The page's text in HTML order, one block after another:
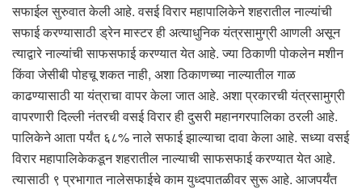
सफाईल सुरुवात केली आहे. वसई विरार महापालिकेने शहरातील नाल्यांची
सफाई करण्यासाठी ड्रेन मास्टर ही अत्याधुनिक यंत्रसामुग्री आणली असून
त्याद्वारे नाल्यांची साफसफाई करण्यात येत आहे. ज्या ठिकाणी पोकलेन मशीन
किंवा जेसीबी पोहचू शकत नाही, अशा ठिकाणच्या नाल्यातील गाळ
काढण्यासाठी या यंत्राचा वापर केला जात आहे. अशा प्रकारची यंत्रसामुग्री
वापरणारी दिल्ली नंतरची वसई विरार ही दुसरी महानगरपालिका ठरली आहे.
पालिकेने आता पर्यंत ६८% नाले सफाई झाल्याचा दावा केला आहे. सध्या वसई
विरार महापालिकेकडून शहरातील नाल्याची साफसफाई करण्यात येत आहे.
त्यासाठी ९ प्रभागात नालेसफाईचे काम युध्दपातळीवर सुरू आहे. आजपर्यंत